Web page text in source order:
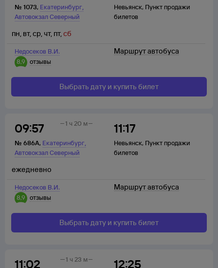
№ 1073, Екатеринбург,
Автовокзал Северный
Невьянск, Пункт продажи
билетов
Недосеков В.И.
8,9
отзывы
пн, вт,ср, чт, пт,сб
Маршрут автобуса
Выбрать дату и купить билет
09:57
№ 686А, Екатеринбург,
Автовокзал Северный
11:17
Невьянск, Пункт продажи
билетов
1 ч 20 м
Недосеков В.И.
8,9
отзывы
ежедневно
Маршрут автобуса
Выбрать дату и купить билет
11:02 12:25
1 ч 23 м